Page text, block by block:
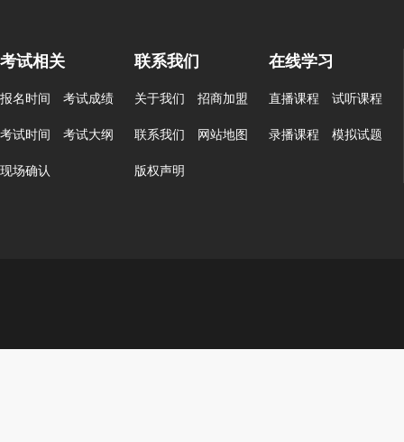
考试相关
报名时间
考试成绩
考试时间
考试大纲
现场确认
联系我们
关于我们
招商加盟
联系我们
网站地图
版权声明
在线学习
直播课程
试听课程
录播课程
模拟试题